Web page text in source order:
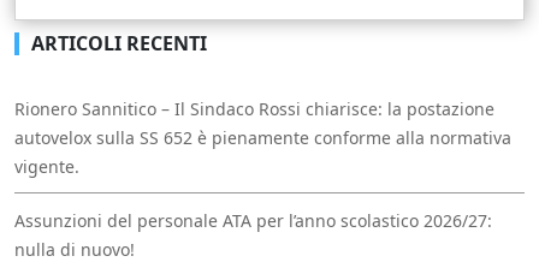
ARTICOLI RECENTI
Rionero Sannitico – Il Sindaco Rossi chiarisce: la postazione
autovelox sulla SS 652 è pienamente conforme alla normativa
vigente.
Assunzioni del personale ATA per l’anno scolastico 2026/27:
nulla di nuovo!